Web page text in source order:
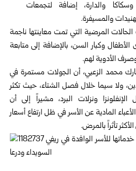
والدارة، إضافة لتجمعات
والمسيفرة.
المرضية التي تمت معاينتها ناجمة
وكبار السن، بالإضافة إلى متابعة
الأدوية لهم.
محمد الزعبي، أن الجولات مستمرة في
ولا سيما خلال فصل الشتاء، حيث تكثر
ونزلات البرد، مشيراً إلى أن
المادية عن الأسر في ظل ارتفاع أسعار
تأثراً بالمرض.